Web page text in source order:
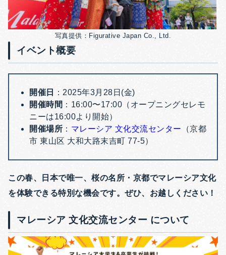
写真提供：Figurative Japan Co., Ltd.
イベント概要
開催日
：2025年3月28日(金)
開催時間 ：16:00〜17:00（オープニングセレモ
ニーは16:00より開始）
開催場所 ： マレーシア 文化交流センター （京都
市 東山区 大和大路末吉町 77-5）
この春、日本で唯一、桜の名所・京都でマレーシア文化
を体験できる特別な機会です。ぜひ、お越しください！
マレーシア 文化交流センター について